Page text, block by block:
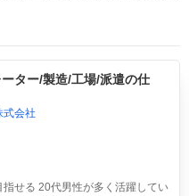
ター/製造/工場/派遣の仕
式会社
指せる 20代男性が多く活躍してい